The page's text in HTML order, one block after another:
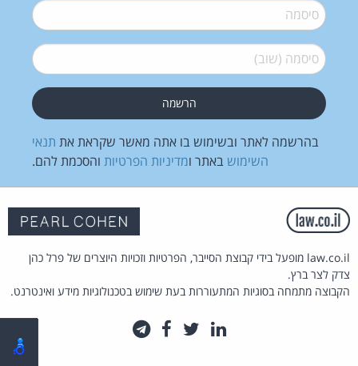
סיסמה*
סיסמה (שוב)*
בהרשמה לאתר ובשימוש בו אתה מאשר שקראת את תנאי
השימוש באתר ומדיניות הפרטיות והסכמת להם.
law.co.il מופעל בידי קבוצת הסייבר, הפרטיות וזכויות היוצרים של פרל כהן
צדק לצר ברץ.
הקבוצה מתמחה בסוגיות המתעוררות בעת שימוש בטכנולוגיות מידע ואינטרנט.
לינקדאין
טוויטרפייסבוק